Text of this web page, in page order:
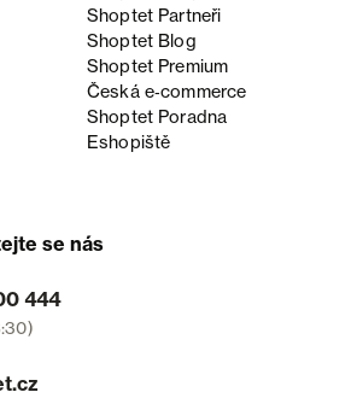
Shoptet Partneři
Shoptet Blog
Shoptet Premium
Česká e‑commerce
Shoptet Poradna
Eshopiště
se nás
444